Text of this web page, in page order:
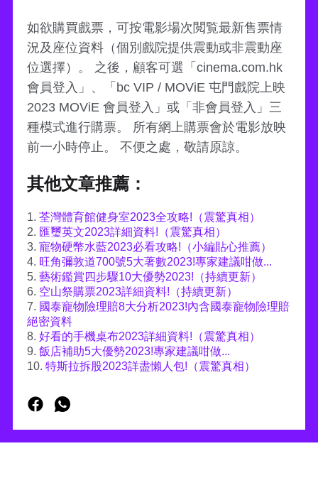
如欲購買戲票，可按電影場次閲覧最新售票情
況及座位資料（個別戲院提供震動或非震動座
位選擇）。 之後，顧客可選「cinema.com.hk
會員登入」、「bc VIP / MOViE 屯門戲院上映
2023 MOViE 會員登入」或「非會員登入」三
種模式進行購票。 所有網上購票會於電影放映
前一小時停止。 不便之處，敬請原諒。
其他文章推薦：
1. 荃灣體育館健身室2023全攻略!（震驚真相）
2. 匯璽英文2023詳細資料!（震驚真相）
3. 寵物硬幣水藍2023必看攻略!（小編貼心推薦）
4. 旺角彌敦道700號5大著數2023!專家建議咁做...
5. 藝術鑑賞四步驟10大優勢2023!（持續更新）
6. 空山祭購票2023詳細資料!（持續更新）
7. 國泰寵物險理賠8大分析2023!內含國泰寵物險理賠
絕密資料
8. 好看的手機桌布2023詳細資料!（震驚真相）
9. 飯店補助5大優勢2023!專家建議咁做...
10. 特斯拉拆股2023詳盡懶人包!（震驚真相）